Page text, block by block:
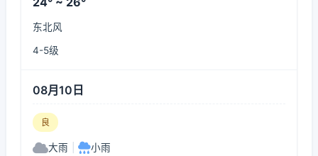
东北风
4-5级
08月10日
良
大雨 小雨